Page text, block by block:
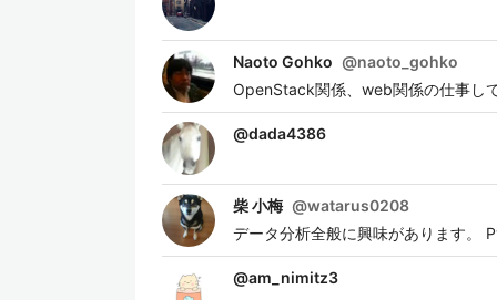
Naoto Gohko @naoto_gohko
OpenStack関係、web関係の仕事して
@dada4386
柴 小梅 @watarus0208
データ分析全般に興味があります。
@am_nimitz3